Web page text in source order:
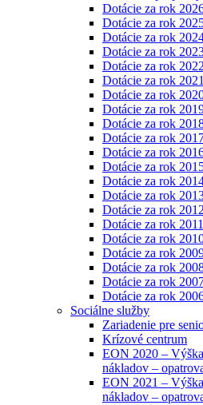
Dotácie za rok
Dotácie za rok
Dotácie za rok
Dotácie za rok
Dotácie za rok 2022
Dotácie za rok 2021
Dotácie za rok
Dotácie za rok
Dotácie za rok
Dotácie za rok
Dotácie za rok
Dotácie za rok
Dotácie za rok
Dotácie za rok
Dotácie za rok 2012
Dotácie za rok 2011
Dotácie za rok
Dotácie za rok
Dotácie za rok
Dotácie za rok
Dotácie za rok
Sociálne služby
Zariadenie pre
Krízové centrum
EON 2020 –
nákladov –
EON 2021 –
nákladov –